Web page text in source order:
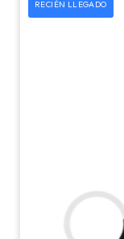
RECIÉN LLEGADO